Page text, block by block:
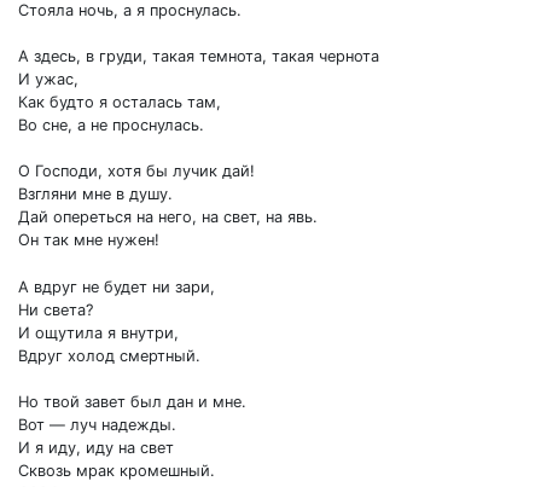
Стояла ночь, а я проснулась.
А здесь, в груди, такая темнота, такая чернота
И ужас,
Как будто я осталась там,
Во сне, а не проснулась.
О Господи, хотя бы лучик дай!
Взгляни мне в душу.
Дай опереться на него, на свет, на явь.
Он так мне нужен!
А вдруг не будет ни зари,
Ни света?
И ощутила я внутри,
Вдруг холод смертный.
Но твой завет был дан и мне.
Вот — луч надежды.
И я иду, иду на свет
Сквозь мрак кромешный.